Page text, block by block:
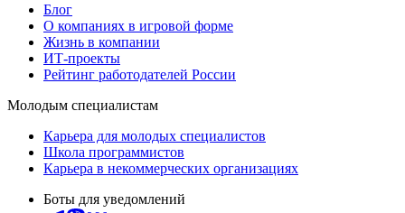
Блог
О компаниях в игровой форме
Жизнь в компании
ИТ-проекты
Рейтинг работодателей России
Молодым специалистам
Карьера для молодых специалистов
Школа программистов
Карьера в некоммерческих организациях
Боты для уведомлений